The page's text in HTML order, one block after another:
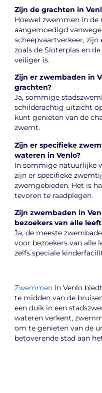
Zijn de grachten in
Hoewel zwemmen in
aangemoedigd
scheepvaartverkeer,
zoals de Sloterplas en
veiliger is.
Zijn er zwembaden in
grachten?
Ja, sommige
schilderachtig uitzicht
kunt genieten van de
zwemt.
Zijn er specifieke
wateren in Venlo?
In sommige natuurlijke
zijn er specifieke
zwemgebieden. Het is
tevoren te raadplegen.
Zijn zwembaden in
bezoekers van alle
Ja, de meeste
voor bezoekers van alle
zelfs speciale
Zwemmen in Venlo
te midden van de
een duik in een
wateren verkent,
om te genieten van de
betoverende stad aan